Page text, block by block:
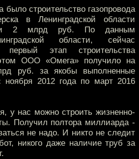
было строительство газопровода
в Ленинградской области
2 млрд руб. По данным
области, сейчас
первый этап строительства
ООО «Омега» получило на
руб. за якобы выполненные
2012 года по март 2016
у нас можно строить жизненно-
Получил полтора миллиарда -
не надо. И никто не следит
никого даже наличие труб за